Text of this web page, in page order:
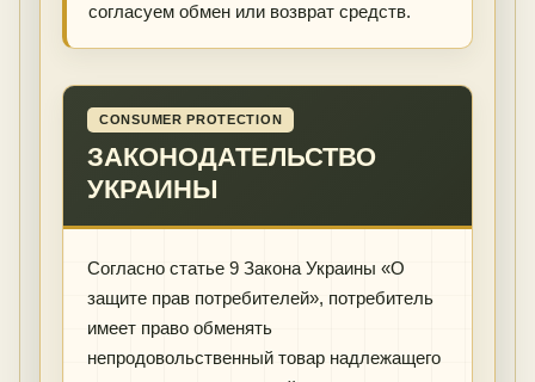
согласуем обмен или возврат средств.
CONSUMER PROTECTION
ЗАКОНОДАТЕЛЬСТВО
УКРАИНЫ
Согласно статье 9 Закона Украины «О
защите прав потребителей», потребитель
имеет право обменять
непродовольственный товар надлежащего